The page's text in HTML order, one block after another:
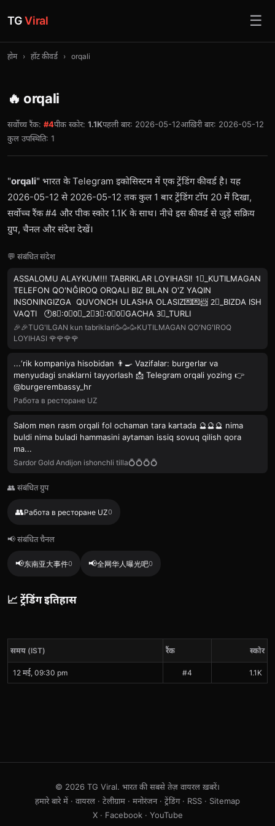
TGViral ☰
होम › हॉट कीवर्ड › orqali
🔥 orqali
सर्वोच्च रैंक: #4पीक स्कोर: 1.1Kपहली बार: 2026-05-12आख़िरी बार: 2026-05-12
कुल उपस्थिति: 1
"orqali" भारत के Telegram इकोसिस्टम में एक ट्रेंडिंग कीवर्ड है। यह
2026-05-12 से 2026-05-12 तक कुल 1 बार ट्रेंडिंग टॉप 20 में दिखा,
सर्वोच्च रैंक #4 और पीक स्कोर 1.1K के साथ। नीचे इस कीवर्ड से जुड़े सक्रिय
ग्रुप, चैनल और संदेश देखें।
💬 संबंधित संदेश
ASSALOMU ALAYKUM!!! TABRIKLAR LOYIHASI! 1⃣_KUTILMAGAN
TELEFON QO'NĜIROQ ORQALI BIZ BILAN O'Z YAQIN
INSONINGIZGA QUVONCH ULASHA OLASIZ💌💌📨 2⃣_BIZDA ISH
VAQTI 🕐8⃣:0⃣0⃣_2⃣3⃣:0⃣0⃣GACHA 3⃣_TURLI
🎉🎉TUG'ILGAN kun tabriklari🥳🥳🥳KUTILMAGAN QOʻNGʻIROQ
LOYIHASI 🌹🌹🌹🌹
...‘rik kompaniya hisobidan 👨‍🍳 Vazifalar: burgerlar va
menyudagi snaklarni tayyorlash 📩 Telegram orqali yozing 👉
@burgerembassy_hr
Работа в ресторане UZ
Salom men rasm orqali fol ochaman tara kartada 🔮🔮🔮 nima
buldi nima buladi hammasini aytaman issiq sovuq qilish qora
ma...
Sardor Gold Andijon ishonchli tilla💍💍💍💍
👥 संबंधित ग्रुप
👥Работа в ресторане UZ0
📢 संबंधित चैनल
📢东南亚大事件0 📢全网华人曝光吧0
📈 ट्रेंडिंग इतिहास
समय (IST) रैंक स्कोर
12 मई, 09:30 pm #4 1.1K
© 2026 TG Viral. भारत की सबसे तेज़ वायरल ख़बरें।
हमारे बारे में · वायरल · टेलीग्राम · मनोरंजन· ट्रेंडिंग· RSS · Sitemap
X· Facebook· YouTube